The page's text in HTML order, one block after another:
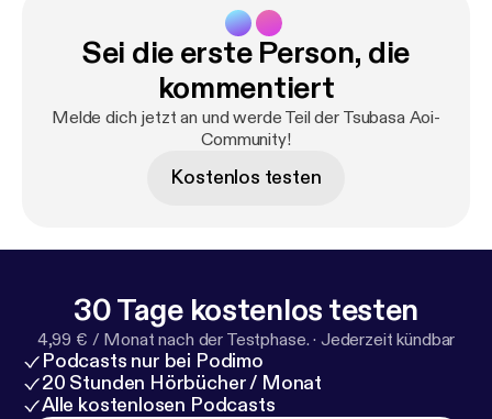
Sei die erste Person, die
kommentiert
Melde dich jetzt an und werde Teil der Tsubasa Aoi-
Community!
Kostenlos testen
30 Tage kostenlos testen
4,99 € / Monat nach der Testphase. · Jederzeit kündbar
Podcasts nur bei Podimo
20 Stunden Hörbücher / Monat
Alle kostenlosen Podcasts